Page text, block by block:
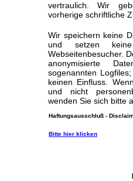
vertraulich. Wir
vorherige schriftliche
Wir speichern keine
und setzen
Webseitenbesucher.
anonymisierte
sogenannten
keinen Einfluss.
und nicht
wenden Sie sich bitte
Haftungsausschluß -
Bitte hier klicken
[